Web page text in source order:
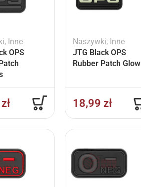
, Inne
OPS
zł
Naszywki, Inne
JTG Black OPS
Rubber Patch Glow
18,99 zł